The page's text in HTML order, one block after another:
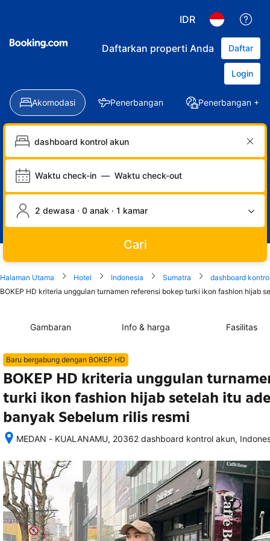
IDR
Daftarkan properti Anda Daftar
Login
Akomodasi Penerbangan Penerbangan +
Waktu check-in — Waktu check-out
2 dewasa · 0 anak · 1 kamar
Cari
Halaman Utama Hotel Indonesia Sumatra
dashboard
BOKEP HD kriteria unggulan turnamen referensi bokep turki ikon fashion hijab
Gambaran Info & harga Fasilitas
Baru bergabung dengan BOKEP HD
BOKEP HD kriteria unggulan
turki ikon fashion hijab setelah itu
banyak Sebelum rilis resmi
MEDAN - KUALANAMU, 20362 dashboard kontrol akun,
memesan,
semua
rincian
akomodasi
termasuk
nomor
telepon